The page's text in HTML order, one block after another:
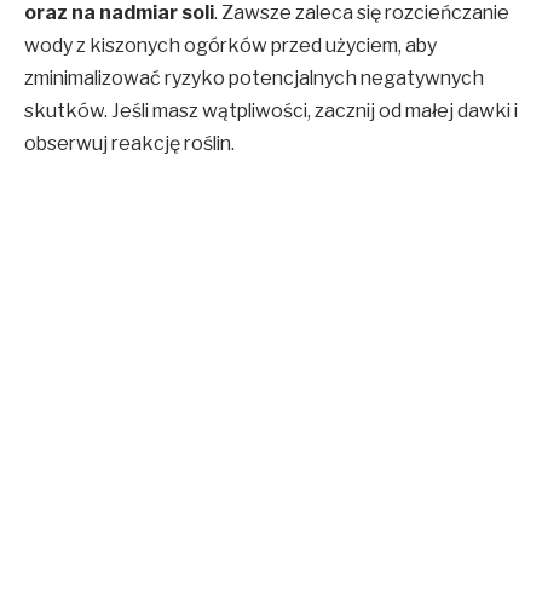
oraz na nadmiar soli. Zawsze zaleca się rozcieńczanie
wody z kiszonych ogórków przed użyciem, aby
zminimalizować ryzyko potencjalnych negatywnych
skutków. Jeśli masz wątpliwości, zacznij od małej dawki i
obserwuj reakcję roślin.